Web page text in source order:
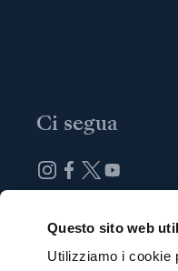
Questo sito web
Utilizziamo i cookie
Ci segua